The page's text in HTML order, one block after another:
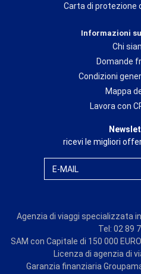
Carta di protezione
Informazioni
Chi
Domande
Condizioni
Mappa
Lavora con
ricevi le migliori
E-MAIL
Agenzia di viaggi specializzata
Tel: 02 89
SAM con Capitale di 150 000
Licenza di agenzia di
Garanzia finanziaria